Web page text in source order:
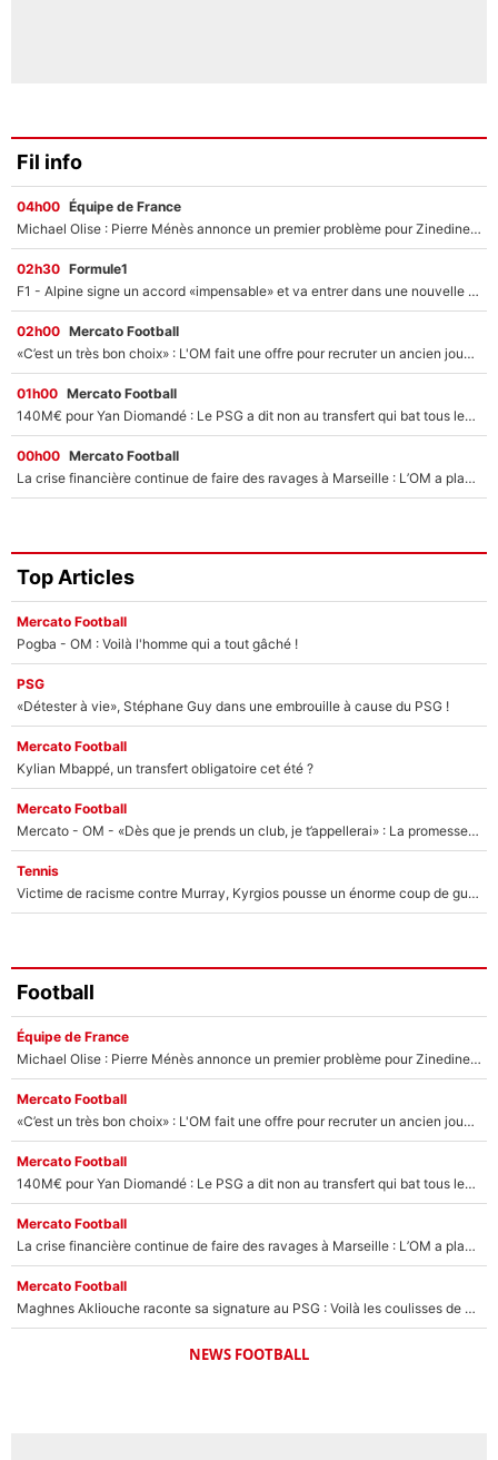
Fil info
04h00 Équipe de France
Michael Olise : Pierre Ménès annonce un premier problème pour Zinedine Zidane en équipe de France
02h30 Formule1
F1 - Alpine signe un accord «impensable» et va entrer dans une nouvelle dimension : Grande nouvelle pour Pierre Gasly !
02h00 Mercato Football
«C’est un très bon choix» : L'OM fait une offre pour recruter un ancien joueur du PSG... et c'est validé dans l'After Foot !
01h00 Mercato Football
140M€ pour Yan Diomandé : Le PSG a dit non au transfert qui bat tous les records sur le mercato
00h00 Mercato Football
La crise financière continue de faire des ravages à Marseille : L’OM a placé 12 joueurs sur le marché des transferts… et ça pourrait lui rapporter près de 100M€ !
Top Articles
Mercato Football
Pogba - OM : Voilà l'homme qui a tout gâché !
PSG
«Détester à vie», Stéphane Guy dans une embrouille à cause du PSG !
Mercato Football
Kylian Mbappé, un transfert obligatoire cet été ?
Mercato Football
Mercato - OM - «Dès que je prends un club, je t’appellerai» : La promesse de Marcelino au moment de claquer la porte
Tennis
Victime de racisme contre Murray, Kyrgios pousse un énorme coup de gueule !
Football
Équipe de France
Michael Olise : Pierre Ménès annonce un premier problème pour Zinedine Zidane en équipe de France
Mercato Football
«C’est un très bon choix» : L'OM fait une offre pour recruter un ancien joueur du PSG... et c'est validé dans l'After Foot !
Mercato Football
140M€ pour Yan Diomandé : Le PSG a dit non au transfert qui bat tous les records sur le mercato
Mercato Football
La crise financière continue de faire des ravages à Marseille : L’OM a placé 12 joueurs sur le marché des transferts… et ça pourrait lui rapporter près de 100M€ !
Mercato Football
Maghnes Akliouche raconte sa signature au PSG : Voilà les coulisses de son transfert de rêve à 50M€
NEWS FOOTBALL